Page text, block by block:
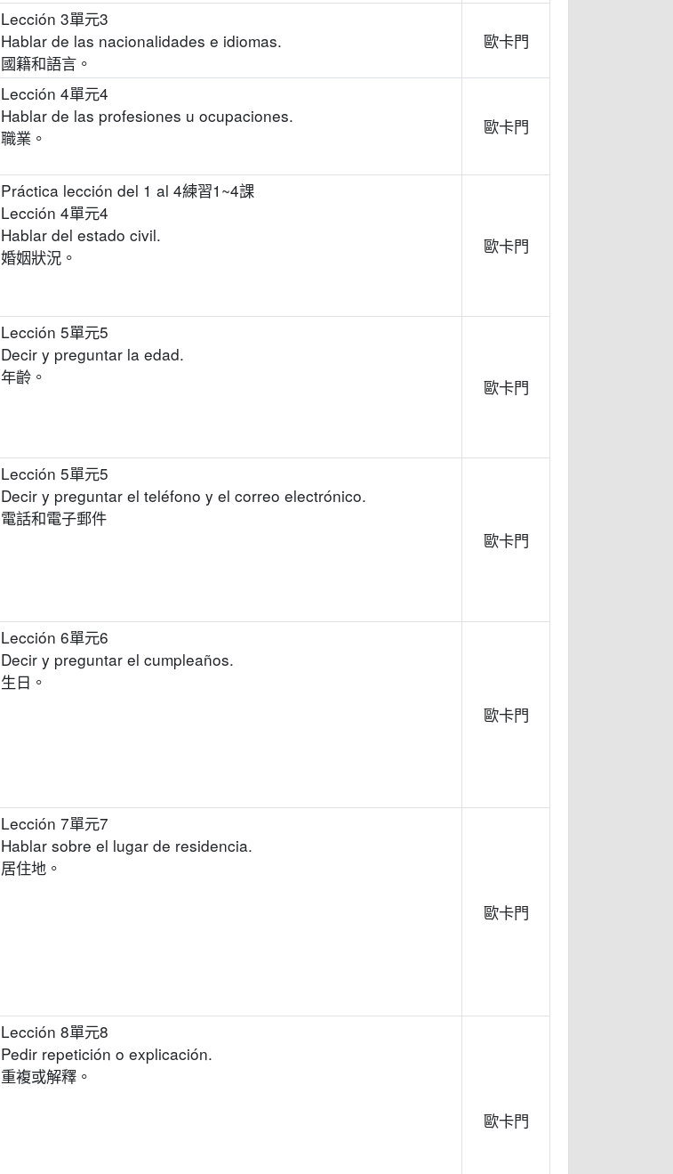
Lección 3單元3
Hablar de las nacionalidades e idiomas.
國籍和語言。
歐卡門
Lección 4單元4
Hablar de las profesiones u ocupaciones.
職業。
歐卡門
Práctica lección del 1 al 4練習1~4課
Lección 4單元4
Hablar del estado civil.
婚姻狀況。
歐卡門
Lección 5單元5
Decir y preguntar la edad.
年齡。
歐卡門
Lección 5單元5
Decir y preguntar el teléfono y el correo electrónico.
電話和電子郵件
歐卡門
Lección 6單元6
Decir y preguntar el cumpleaños.
生日。
歐卡門
Lección 7單元7
Hablar sobre el lugar de residencia.
居住地。
歐卡門
Lección 8單元8
Pedir repetición o explicación.
重複或解釋。
歐卡門